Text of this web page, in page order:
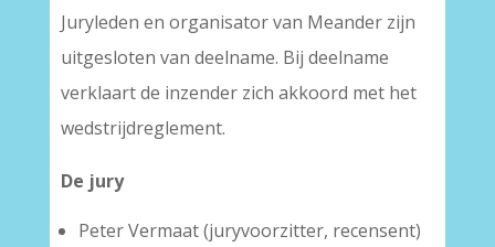
Juryleden en organisator van Meander zijn
uitgesloten van deelname. Bij deelname
verklaart de inzender zich akkoord met het
wedstrijdreglement.
De jury
Peter Vermaat (juryvoorzitter, recensent)